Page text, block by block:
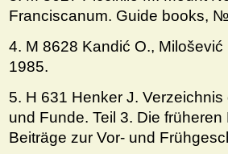
Franciscanum. Guide books,
4. M 8628 Kandić O.,
1985.
5. H 631 Henker J.
und Funde. Teil 3. Die
Beiträge zur Vor- und